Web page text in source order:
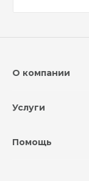
О компании
Услуги
Помощь